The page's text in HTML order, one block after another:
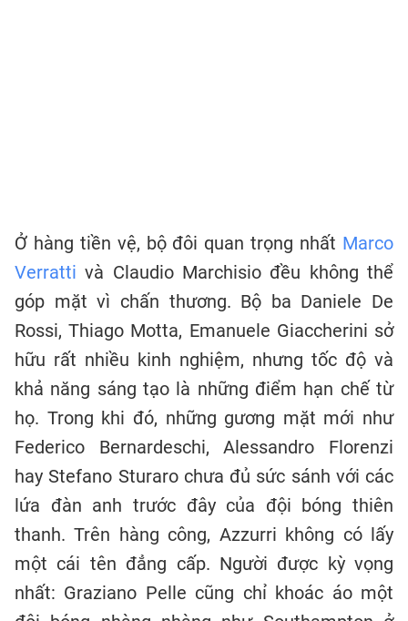
Ở hàng tiền vệ, bộ đôi quan trọng nhất Marco
Verratti và Claudio Marchisio đều không thể
góp mặt vì chấn thương. Bộ ba Daniele De
Rossi, Thiago Motta, Emanuele Giaccherini sở
hữu rất nhiều kinh nghiệm, nhưng tốc độ và
khả năng sáng tạo là những điểm hạn chế từ
họ. Trong khi đó, những gương mặt mới như
Federico Bernardeschi, Alessandro Florenzi
hay Stefano Sturaro chưa đủ sức sánh với các
lứa đàn anh trước đây của đội bóng thiên
thanh. Trên hàng công, Azzurri không có lấy
một cái tên đẳng cấp. Người được kỳ vọng
nhất: Graziano Pelle cũng chỉ khoác áo một